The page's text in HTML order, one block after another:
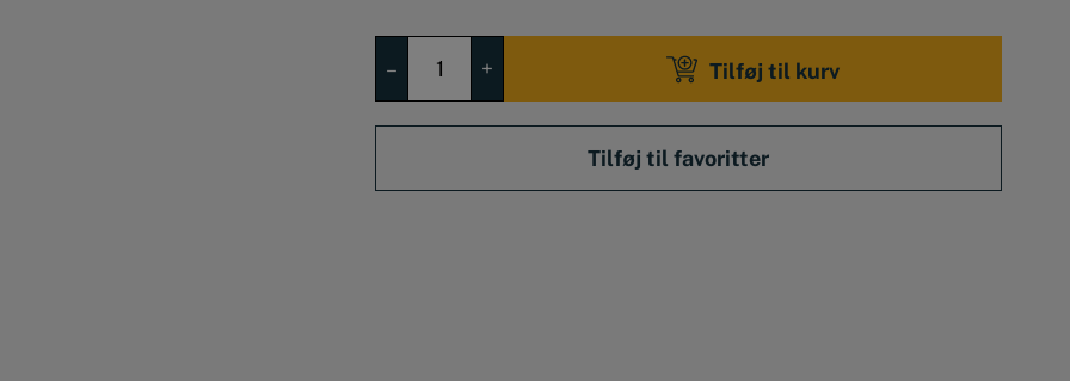
–
not
møtrik
M8
+ Tilføj til kurv